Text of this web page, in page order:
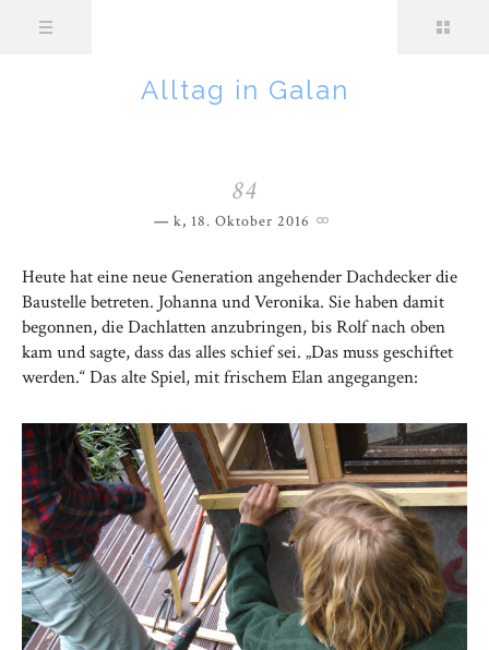
Alltag in Galan
84
k, 18. Oktober 2016
Heute hat eine neue Generation angehender Dachdecker die
Baustelle betreten. Johanna und Veronika. Sie haben damit
begonnen, die Dachlatten anzubringen, bis Rolf nach oben
kam und sagte, dass das alles schief sei. „Das muss geschiftet
werden.“ Das alte Spiel, mit frischem Elan angegangen: